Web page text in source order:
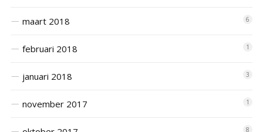
maart 2018 6
februari 2018 1
januari 2018 3
november 2017 1
8